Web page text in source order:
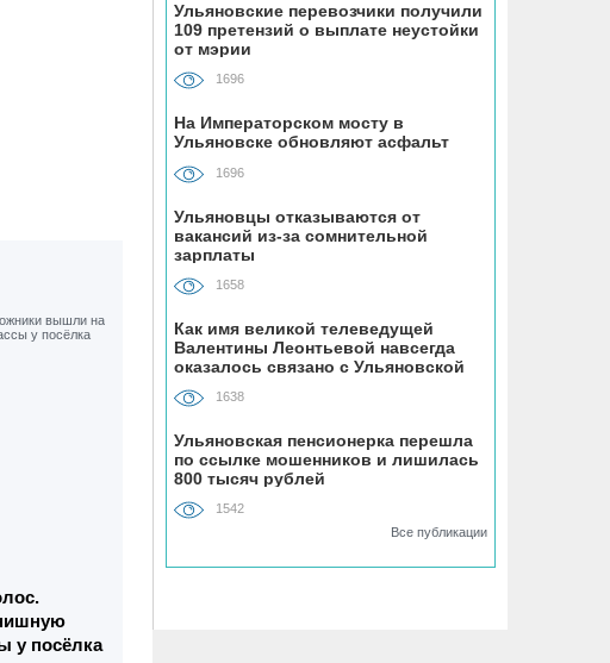
у посёлка
область в воскресенье
07.08, 12:35
штрафы ульяновцам, забивающим
контейнерные площадки
неправильными отходами
07.08, 12:13
Директор ульяновской топливной
компании скрыл от налоговиков
07.08, 12:00
В регионе утвердили план
инфраструктуры до 2030 года
07.08, 11:33
В самых грязных местах Ульяновска
Ульяновские перевозчики получили
109 претензий о выплате неустойки
от мэрии
1696
На Императорском мосту в
Ульяновске обновляют асфальт
1696
Ульяновцы отказываются от
вакансий из-за сомнительной
зарплаты
1658
Как имя великой телеведущей
Валентины Леонтьевой навсегда
оказалось связано с Ульяновской
областью
1638
Ульяновская пенсионерка перешла
по ссылке мошенников и лишилась
800 тысяч рублей
1542
Все публикации